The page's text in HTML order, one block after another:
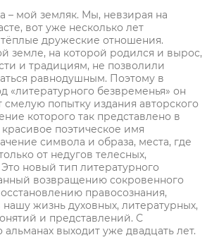
– мой земляк. Мы, невзирая на
вот уже несколько лет
дружеские отношения.
земле, на которой родился и вырос,
и традициям, не позволили
равнодушным. Поэтому в
«литературного безвременья» он
попытку издания авторского
которого так представлено в
поэтическое имя
символа и образа, места, где
от недугов телесных,
новый тип литературного
возвращению сокровенного
правосознания,
жизнь духовных, литературных,
и представлений. С
выходит уже двадцать лет.